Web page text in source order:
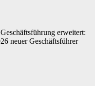
erweitert:
neuer Geschäftsführer